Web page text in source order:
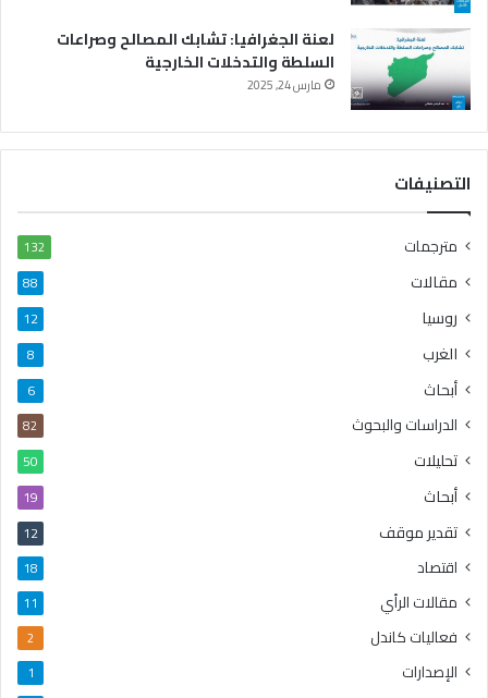
لعنة الجغرافيا: تشابك المصالح وصراعات
السلطة والتدخلات الخارجية
مارس 24, 2025
التصنيفات
مترجمات 132
مقالات 88
روسيا 12
الغرب 8
أبحاث 6
الدراسات والبحوث 82
تحليلات 50
أبحاث 19
تقدير موقف 12
اقتصاد 18
مقالات الرأي 11
فعاليات كاندل 2
الإصدارات 1